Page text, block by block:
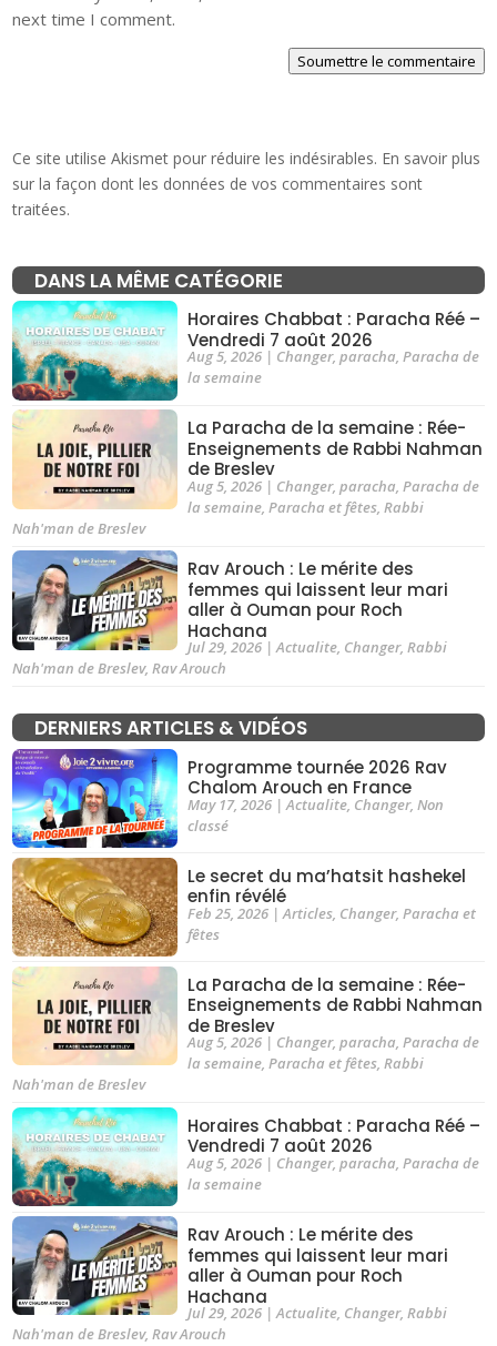
next time I comment.
Soumettre le commentaire
Ce site utilise Akismet pour réduire les indésirables. En savoir plus
sur la façon dont les données de vos commentaires sont
traitées.
DANS LA MÊME CATÉGORIE
Horaires Chabbat : Paracha Réé –
Vendredi 7 août 2026
Aug 5, 2026| Changer, paracha, Paracha de
la semaine
La Paracha de la semaine : Rée-
Enseignements de Rabbi Nahman
de Breslev
Aug 5, 2026| Changer, paracha, Paracha de
la semaine, Paracha et fêtes, Rabbi
Nah'man de Breslev
Rav Arouch : Le mérite des
femmes qui laissent leur mari
aller à Ouman pour Roch
Hachana
Jul 29, 2026|Actualite, Changer, Rabbi
Nah'man de Breslev,Rav Arouch
DERNIERS ARTICLES & VIDÉOS
Programme tournée 2026 Rav
Chalom Arouch en France
May 17, 2026|Actualite, Changer, Non
classé
Le secret du ma’hatsit hashekel
enfin révélé
Feb 25, 2026|Articles, Changer, Paracha et
fêtes
La Paracha de la semaine : Rée-
Enseignements de Rabbi Nahman
de Breslev
Aug 5, 2026| Changer, paracha, Paracha de
la semaine, Paracha et fêtes, Rabbi
Nah'man de Breslev
Horaires Chabbat : Paracha Réé –
Vendredi 7 août 2026
Aug 5, 2026| Changer, paracha, Paracha de
la semaine
Rav Arouch : Le mérite des
femmes qui laissent leur mari
aller à Ouman pour Roch
Hachana
Jul 29, 2026|Actualite, Changer, Rabbi
Nah'man de Breslev,Rav Arouch